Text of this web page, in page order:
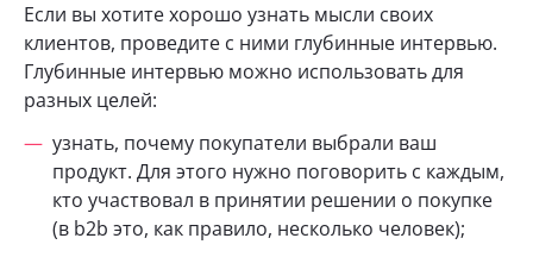
Если вы хотите хорошо узнать мысли своих
клиентов, проведите с ними глубинные интервью.
Глубинные интервью можно использовать для
разных целей:
узнать, почему покупатели выбрали ваш
продукт. Для этого нужно поговорить с каждым,
кто участвовал в принятии решении о покупке
(в b2b это, как правило, несколько человек);